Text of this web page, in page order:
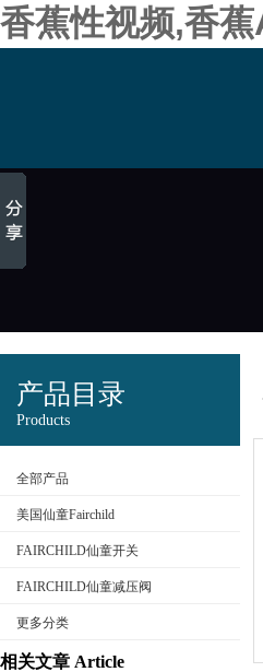
香蕉性视频,香
产品目录
Products
全部产品
美国仙童Fairchild
FAIRCHILD仙童开关
FAIRCHILD仙童减压阀
更多分类
相关文章 Article